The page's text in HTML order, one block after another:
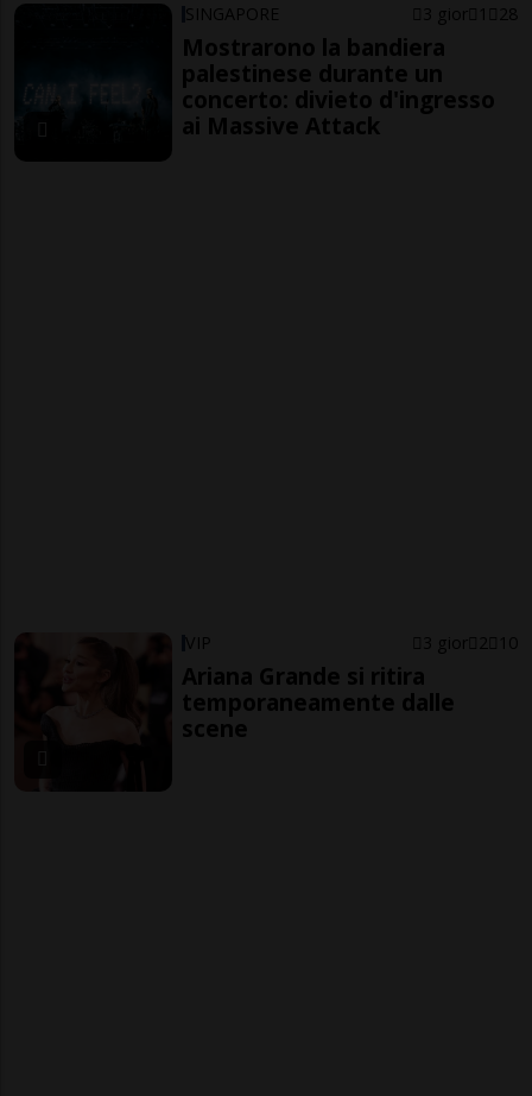
SINGAPORE 3 gior 1 28
Mostrarono la bandiera
palestinese durante un
concerto: divieto d'ingresso
ai Massive Attack
VIP 3 gior 2 10
Ariana Grande si ritira
temporaneamente dalle
scene